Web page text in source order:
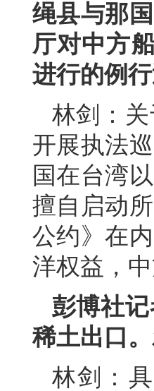
绳县与那
厅对中方
进行的例
林剑：
开展执法
国在台湾
擅自启动
公约》在
洋权益，中
彭博社
稀土出口
林剑：